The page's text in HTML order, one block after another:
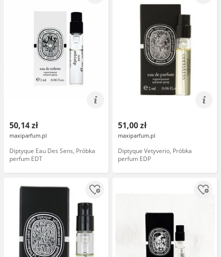
50,14 zł
maxiparfum.pl
Diptyque Eau Des Sens, Próbka
perfum EDT
51,00 zł
maxiparfum.pl
Diptyque Vetyverio, Próbka
perfum EDP